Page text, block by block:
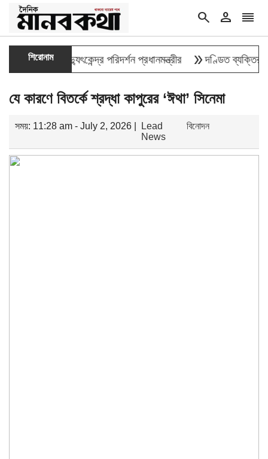
search person reorder
শিরোনাম
বিদ্যুৎকেন্দ্র পরিদর্শন প্রধানমন্ত্রীর double_arrowদণ্ডিত ব্যক্তির তথ্য
যে কারণে বিতর্কে শ্রদ্ধা কাপুরের ‘ঈথা’ সিনেমা
সময়: 11:28 am - July 2, 2026 |
Lead
News
বিনোদন